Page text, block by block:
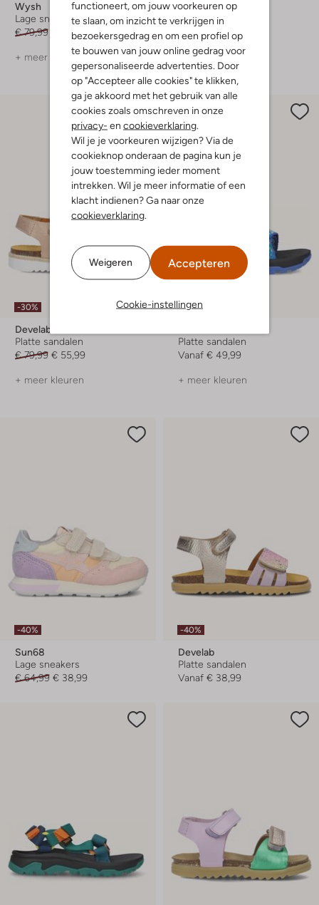
functioneert, om jouw voorkeuren op
te slaan, om inzicht te verkrijgen in
bezoekersgedrag en om een profiel op
te bouwen van jouw online gedrag voor
gepersonaliseerde advertenties. Door
op "Accepteer alle cookies" te klikken,
ga je akkoord met het gebruik van alle
cookies zoals omschreven in onze
privacy- en cookieverklaring
Wil je je voorkeuren wijzigen? Via de
cookieknop onderaan de pagina kun je
jouw toestemming ieder moment
intrekken. Wil je meer informatie of een
klacht indienen? Ga naar onze
cookieverklaring
Weigeren Accepteren
Cookie-instellingen
Wysh
Lage sneakers
€ 79,99
€ 39,99
+ meer kleuren
Pinocchio
Lage sneakers
Vanaf € 44,99
+ meer kleuren
-30%
Develab
Platte sandalen
€ 79,99 € 55,99
+ meer kleuren
Platte sandalen
Vanaf € 49,99
+ meer kleuren
-40%
Sun68
Lage sneakers
€ 64,99 € 38,99
-40%
Develab
Platte sandalen
Vanaf € 38,99